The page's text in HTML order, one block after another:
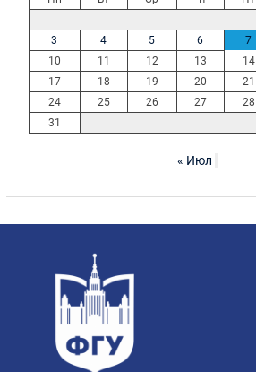
3
4 5 6 7
10
11 12 13 14
17
18 19 20 21
24
25 26 27 28
31
« Июл